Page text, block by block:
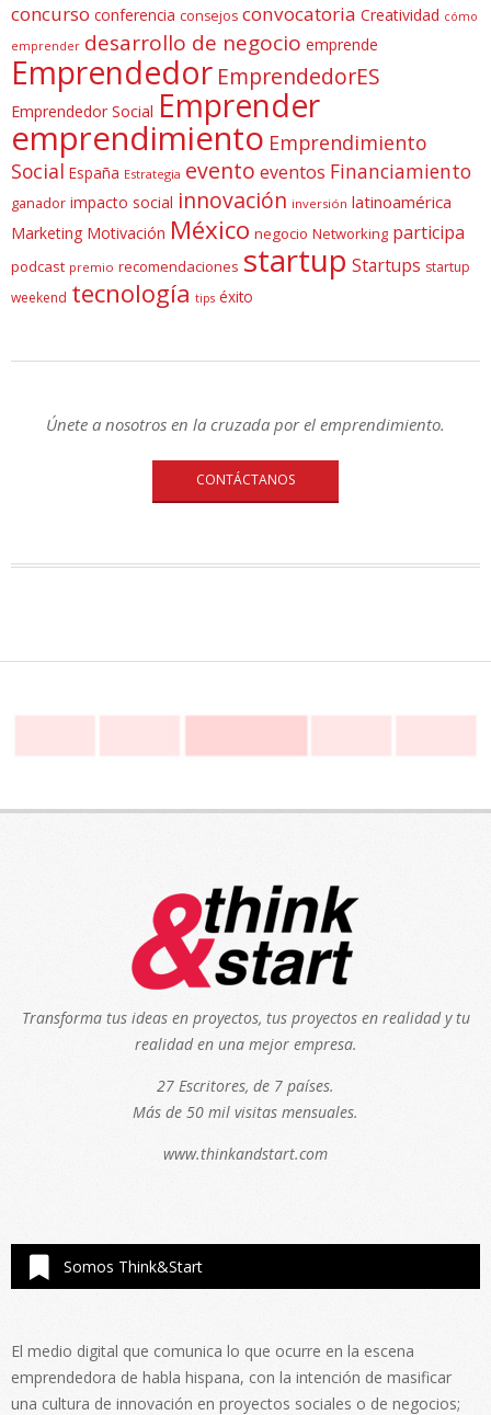
concurso conferencia consejos convocatoria Creatividad cómo
emprender desarrollo de negocio emprende
Emprendedor EmprendedorES
Emprendedor Social Emprender
emprendimiento Emprendimiento
Social España Estrategia evento eventos Financiamiento
ganador impacto social innovación inversión latinoamérica
Marketing Motivación México negocio Networking participa
podcast premio recomendaciones startup Startups startup
weekend tecnología tips éxito
Únete a nosotros en la cruzada por el emprendimiento.
CONTÁCTANOS
Transforma tus ideas en proyectos, tus proyectos en realidad y tu
realidad en una mejor empresa.
27 Escritores, de 7 países.
Más de 50 mil visitas mensuales.
www.thinkandstart.com
Somos Think&Start
El medio digital que comunica lo que ocurre en la escena
emprendedora de habla hispana, con la intención de masificar
una cultura de innovación en proyectos sociales o de negocios;